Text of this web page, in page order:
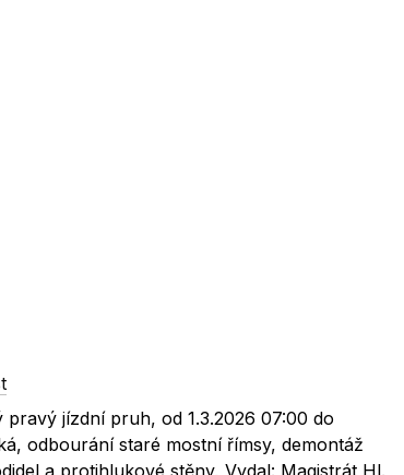
jízdní pruh, od 1.3.2026 07:00 do
odbourání staré mostní římsy, demontáž
a protihlukové stěny, Vydal: Magistrát Hl.